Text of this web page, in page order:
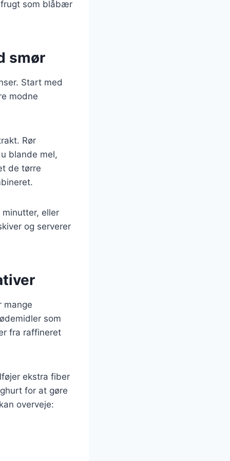
frugt som blåbær
smør
Start med
modne
Rør
blande mel,
de tørre
eller
og serverer
mange
som
fra raffineret
ekstra fiber
for at gøre
overveje: